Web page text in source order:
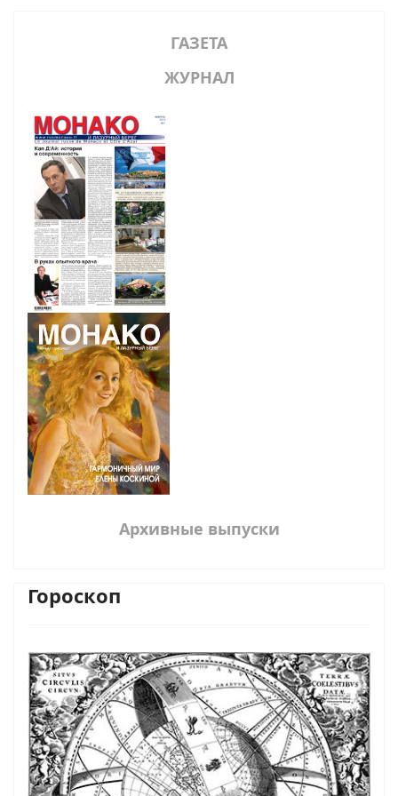
ГАЗЕТА
ЖУРНАЛ
Архивные выпуски
Гороскоп